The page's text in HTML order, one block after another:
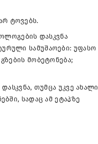
ტოვებს.
დასკვნა
სამუშაოები: უფასო
მობეტონება;
თუმცა უკვე ახალი
სადაც ამ ეტაპზე